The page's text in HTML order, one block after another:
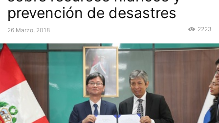
prevención de desastres
26 Marzo, 2018 2223